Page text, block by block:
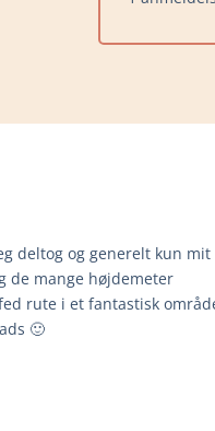
deltog og generelt kun mit
de mange højdemeter
rute i et fantastisk
🙂